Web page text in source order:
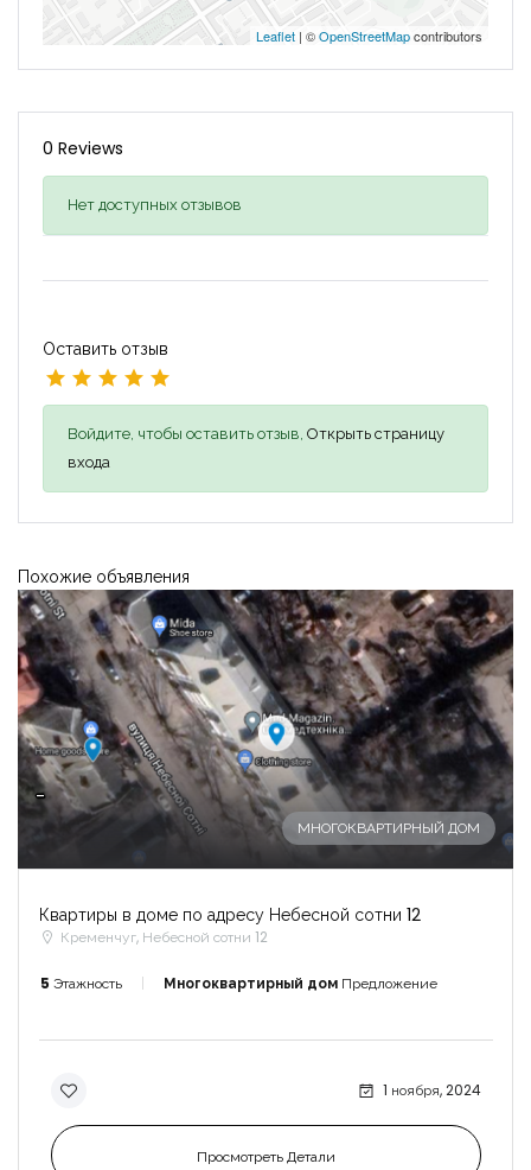
Leaflet | ©OpenStreetMapcontributors
0 Reviews
Нет доступных отзывов
Оставить отзыв
Войдите, чтобы оставить отзыв, Открыть страницу
входа
Похожие объявления
-
МНОГОКВАРТИРНЫЙ ДОМ
Квартиры в доме по адресу Небесной сотни 12
Кременчуг, Небесной сотни 12
5 Этажность Многоквартирный дом Предложение
1 ноября, 2024
Просмотреть Детали